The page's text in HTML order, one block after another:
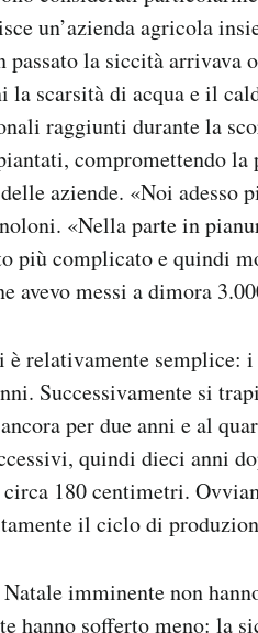
un’azienda agricola
passato la siccità arrivava
scarsità di acqua e il
raggiunti durante la
compromettendo
aziende. «Noi
«Nella parte in
più complicato e quindi
avevo messi a dimora
relativamente semplice:
Successivamente si
per due anni e al
quindi dieci anni
circa 180 centimetri.
il ciclo di
imminente non
hanno sofferto meno: la